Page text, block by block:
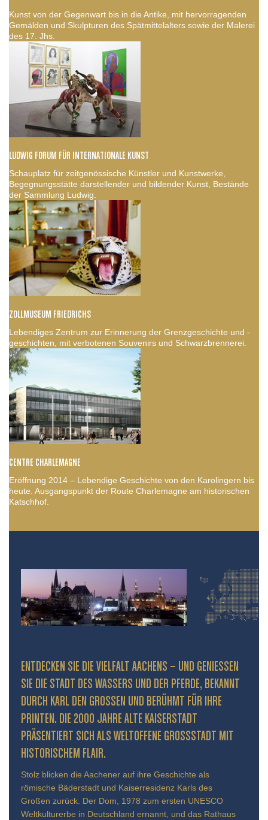
Kunst von der Gegenwart bis in die Antike, mit hervorragenden
Gemälden und Skulpturen des Spätmittelalters sowie der Malerei
des 17. Jhs.
LUDWIG FORUM FÜR INTERNATIONALE KUNST
Schauplatz für zeitgenössische Künstler und Kunstwerke,
Begegnungsstätte darstellender und bildender Kunst, Bestände
der Sammlung Ludwig.
ZOLLMUSEUM FRIEDRICHS
Lebendiges Zentrum zur Erinnerung der Grenzgeschichte und -
geschichten, mit verbotenen Souvenirs und Schwarzbrennerei.
CENTRE CHARLEMAGNE
Eröffnung 2014 – Lebendige Geschichte von den Karolingern bis
heute. Ausgangspunkt der Route Charlemagne am historischen
Katschhof.
ENTDECKEN SIE DIE VIELFALT AACHENS – UND GENIESSEN S
IE DIE STADT DES WASSERS UND DER PFERDE, BEKANNT D
URCH KARL DEN GROSSEN UND BERÜHMT FÜR IHRE PR
INTEN. DIE 2000 JAHRE ALTE KAISERSTADT PR
ÄSENTIERT SICH ALS WELTOFFENE GROSSSTADT MIT HIS
TORISCHEM FLAIR.
Stolz blicken die Aachener auf ihre Geschichte als
römische Bäderstadt und Kaiserresidenz Karls des
Großen zurück. Der Dom, 1978 zum ersten UNESCO
Weltkulturerbe in Deutschland ernannt, und das Rathaus